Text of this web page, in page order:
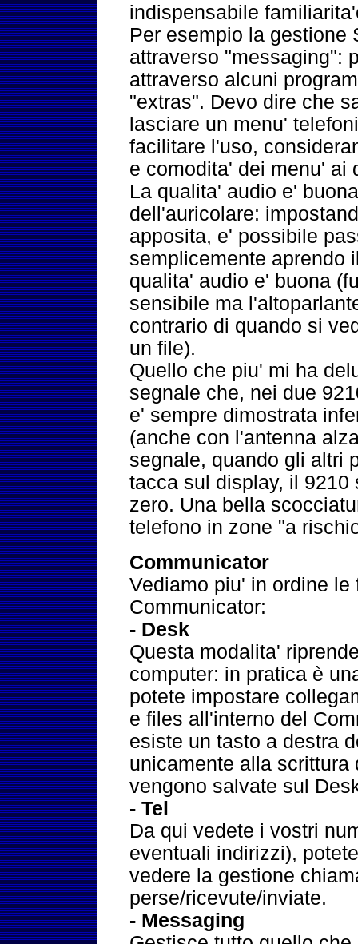
indispensabile
Per esempio la gestione
attraverso "messaging":
attraverso alcuni
"extras". Devo dire che
lasciare un menu'
facilitare l'uso,
e comodita' dei menu' ai
La qualita' audio e'
dell'auricolare:
apposita, e' possibile
semplicemente aprendo
qualita' audio e' buona
sensibile ma
contrario di quando si
un file).
Quello che piu' mi ha
segnale che, nei due
e' sempre dimostrata
(anche con l'antenna
segnale, quando gli altri
tacca sul display, il
zero. Una bella
telefono in zone "a
Communicator
Vediamo piu' in ordine
Communicator:
- Desk
Questa modalita'
computer: in pratica è
potete impostare
e files all'interno del
esiste un tasto a destra
unicamente alla
vengono salvate sul
- Tel
Da qui vedete i vostri
eventuali indirizzi),
vedere la gestione
perse/ricevute/inviate.
- Messaging